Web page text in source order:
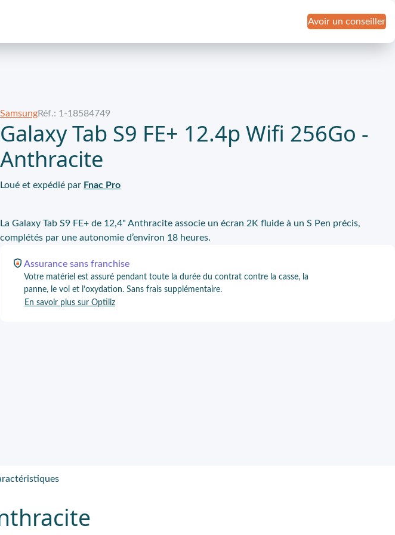
Avoir un conseiller
SamsungRéf.: 1-18584749
Galaxy Tab S9 FE+ 12.4p Wifi 256Go -
Anthracite
Loué et expédié par Fnac Pro
La Galaxy Tab S9 FE+ de 12,4" Anthracite associe un écran 2K fluide à un S Pen précis,
complétés par une autonomie d’environ 18 heures.
Assurance sans franchise
Votre matériel est assuré pendant toute la durée du contrat contre la casse, la
panne, le vol et l’oxydation. Sans frais supplémentaire.
En savoir plus sur Optiliz